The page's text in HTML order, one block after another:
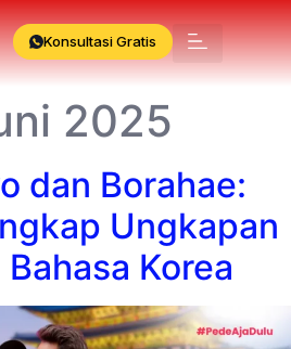
Konsultasi Gratis
2025
dan Borahae:
Ungkapan
Korea